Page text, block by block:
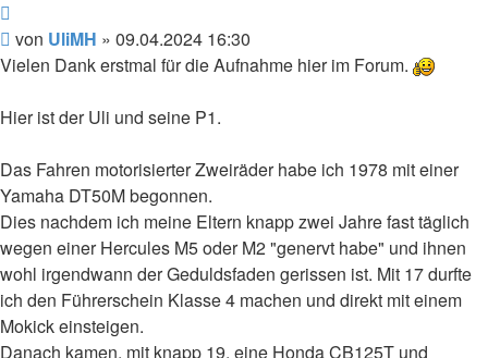
Beitrag
von UliMH » 09.04.2024 16:30
Vielen Dank erstmal für die Aufnahme hier im Forum.
Hier ist der Uli und seine P1.
Das Fahren motorisierter Zweiräder habe ich 1978 mit einer
Yamaha DT50M begonnen.
Dies nachdem ich meine Eltern knapp zwei Jahre fast täglich
wegen einer Hercules M5 oder M2 "genervt habe" und ihnen
wohl irgendwann der Geduldsfaden gerissen ist. Mit 17 durfte
ich den Führerschein Klasse 4 machen und direkt mit einem
Mokick einsteigen.
Danach kamen, mit knapp 19, eine Honda CB125T und